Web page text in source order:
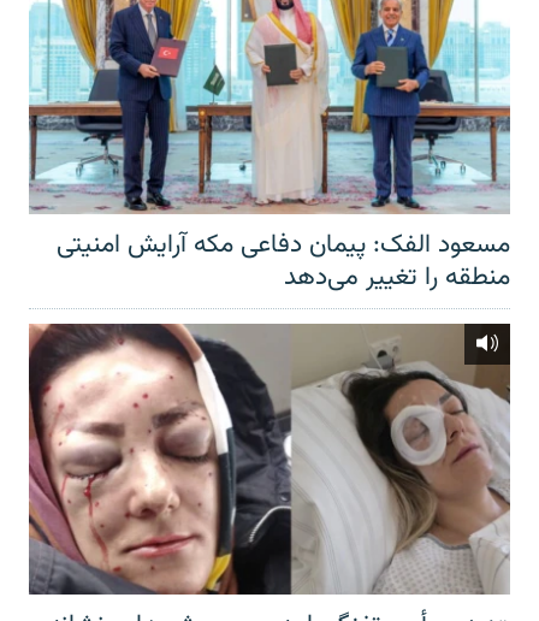
مسعود الفک: پیمان دفاعی مکه آرایش امنیتی
منطقه را تغییر می‌دهد